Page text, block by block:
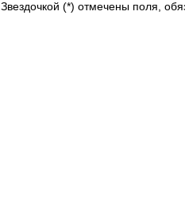
Звездочкой (*) отмечены поля,